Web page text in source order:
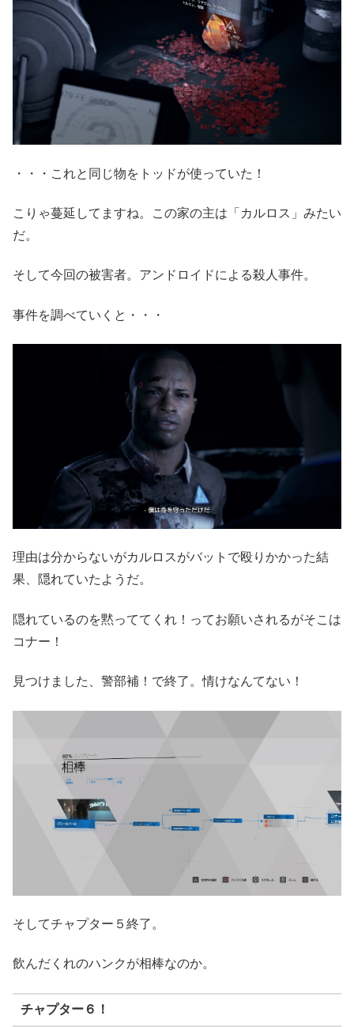
・・・これと同じ物をトッドが使っていた！
こりゃ蔓延してますね。この家の主は「カルロス」みたい
だ。
そして今回の被害者。アンドロイドによる殺人事件。
事件を調べていくと・・・
理由は分からないがカルロスがバットで殴りかかった結
果、隠れていたようだ。
隠れているのを黙っててくれ！ってお願いされるがそこは
コナー！
見つけました、警部補！で終了。情けなんてない！
そしてチャプター５終了。
飲んだくれのハンクが相棒なのか。
チャプター６！